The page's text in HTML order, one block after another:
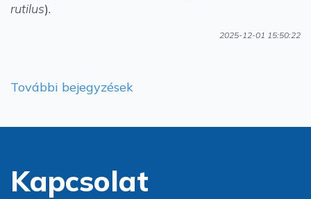
rutilus).
2025-12-01 15:50:22
További bejegyzések
Kapcsolat